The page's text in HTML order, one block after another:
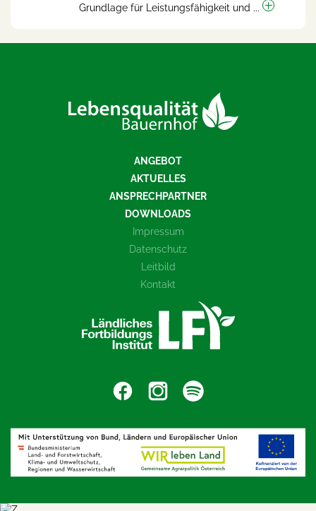
Grundlage für Leistungsfähigkeit und ...
ANGEBOT
AKTUELLES
ANSPRECHPARTNER
DOWNLOADS
Impressum
Datenschutz
Leitbild
Kontakt